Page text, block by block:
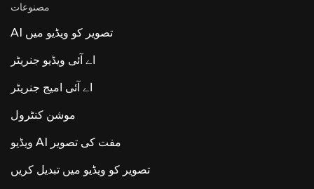
مصنوعات
AI تصویر کو ویڈیو میں
اے آئی ویڈیو جنریٹر
اے آئی امیج جنریٹر
موشن کنٹرول
ویڈیو AI مفت کی تصویر
تصویر کو ویڈیو میں تبدیل کریں